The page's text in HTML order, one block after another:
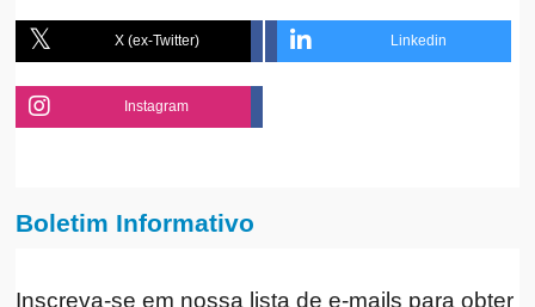
X (ex-Twitter) Linkedin
Instagram
Boletim Informativo
Inscreva-se em nossa lista de e-mails para obter